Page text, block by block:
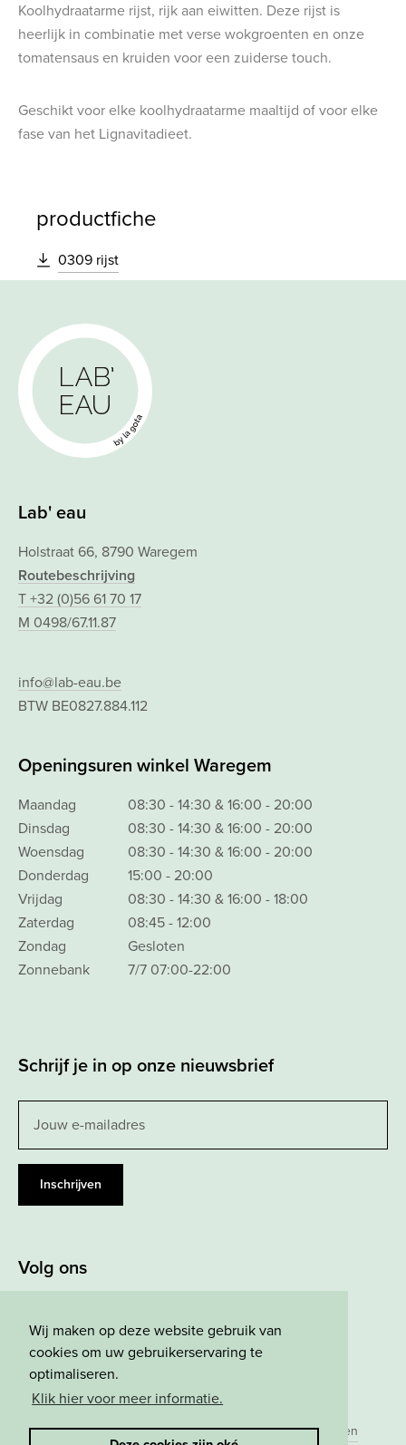
Wij maken op deze website gebruik van
cookies om uw gebruikerservaring te
optimaliseren.
Klik hier voor meer informatie.
Koolhydraatarme rijst, rijk aan eiwitten. Deze rijst is
heerlijk in combinatie met verse wokgroenten en onze
tomatensaus en kruiden voor een zuiderse touch.
Geschikt voor elke koolhydraatarme maaltijd of voor elke
fase van het Lignavitadieet.
productfiche
0309 rijst
Lab' eau
Holstraat 66, 8790 Waregem
Routebeschrijving
T +32 (0)56 61 70 17
M 0498/67.11.87
info@lab-eau.be
BTW BE0827.884.112
Openingsuren winkel Waregem
Maandag
08:30 - 14:30 & 16:00 - 20:00
Dinsdag
08:30 - 14:30 & 16:00 - 20:00
Woensdag
08:30 - 14:30 & 16:00 - 20:00
Donderdag
15:00 - 20:00
Vrijdag
08:30 - 14:30 & 16:00 - 18:00
Zaterdag
08:45 - 12:00
Zondag
Gesloten
Zonnebank
7/7 07:00-22:00
Schrijf je in op onze nieuwsbrief
field
blankInschrijven
Volg ons
© 2026 lab'eau Privacy Policy Algemene voorwaarden